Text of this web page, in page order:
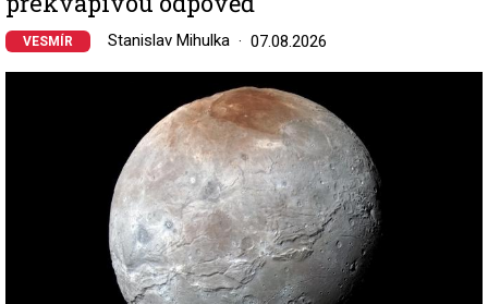
VESMÍR Stanislav Mihulka 07.08.2026